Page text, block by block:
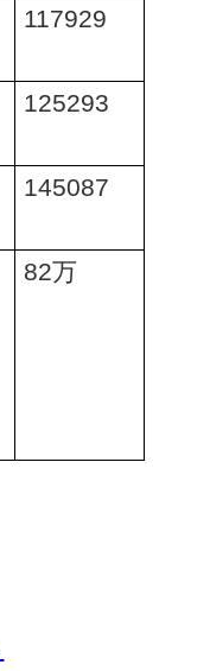
117929
125293
145087
82万